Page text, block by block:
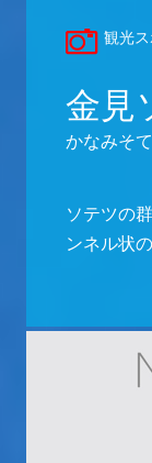
観光
金見
かなみそ
ソテツの
ンネル状